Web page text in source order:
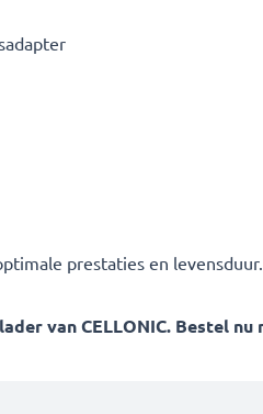
prestaties en levensduur.
van CELLONIC. Bestel